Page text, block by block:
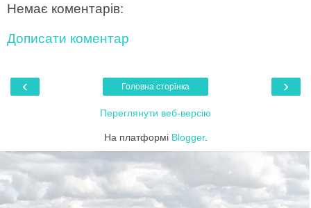
Немає коментарів:
Дописати коментар
‹ ›
Головна сторінка
Переглянути веб-версію
На платформі Blogger.